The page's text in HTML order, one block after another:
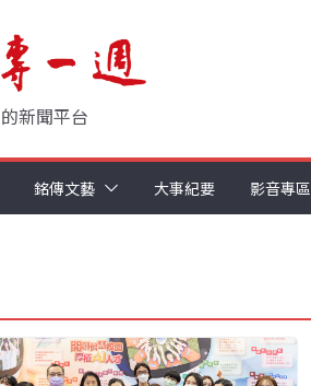
新聞平台
銘傳文藝 大事紀要 影音專區